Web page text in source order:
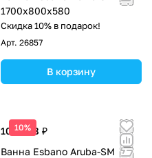
1700x800x580
Скидка 10% в подарок!
Арт. 26857
В корзину
10%
100 088 ₽
Ванна Esbano Aruba-SM